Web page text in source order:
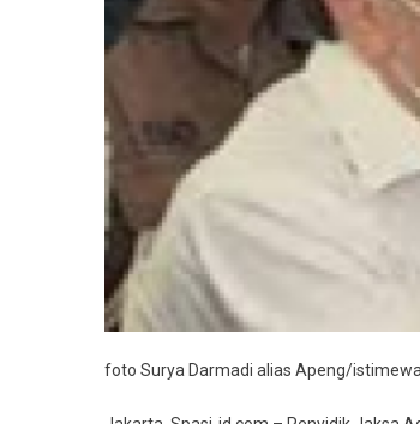
foto Surya Darmadi alias Apeng/istimewa